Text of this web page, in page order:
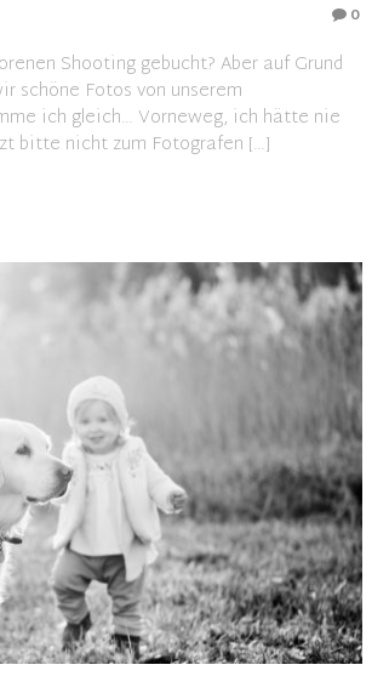
0
Shooting gebucht? Aber auf Grund
schöne Fotos von unserem
ich gleich… Vorneweg, ich hätte nie
bitte nicht zum Fotografen […]